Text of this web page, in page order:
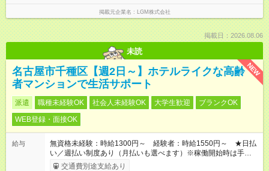
掲載元企業名 LGM株式会社
掲載日：2026.08.06
未読
NEW
名古屋市千種区【週2日～】ホテルライクな高齢
者マンションで生活サポート
派遣 職種未経験OK 社会人未経験OK 大学生歓迎
ブランクOK
WEB登録・面接OK
給与
無資格未経験：時給1300円～ 経験者：時給1550円～ ★日払
い／週払い制度あり（月払いも選べます）※稼働開始時は手続き
完了次第のお支払いとなります。
交通費別途支給あり